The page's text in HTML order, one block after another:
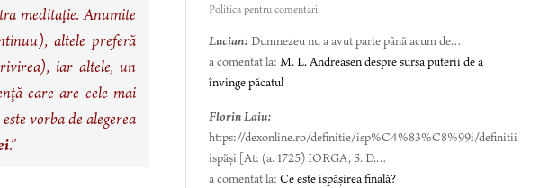
meditaţie. Anumite
altele preferă
iar altele, un
care are cele mai
vorba de alegerea
.”
Politica pentru comentarii
Lucian: Dumnezeu nu a avut parte până acum de…
a comentat la:M. L. Andreasen despre sursa puterii de a
învinge păcatul
Florin Laiu:
https://dexonline.ro/definitie/isp%C4%83%C8%99i/definitii
ispăși [At: (a. 1725) IORGA, S. D.…
a comentat la:Ce este ispășirea finală?